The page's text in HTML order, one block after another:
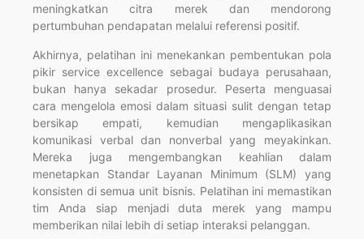
meningkatkan citra merek dan mendorong
pertumbuhan pendapatan melalui referensi positif.
Akhirnya, pelatihan ini menekankan pembentukan pola
pikir service excellence sebagai budaya perusahaan,
bukan hanya sekadar prosedur. Peserta menguasai
cara mengelola emosi dalam situasi sulit dengan tetap
bersikap empati, kemudian mengaplikasikan
komunikasi verbal dan nonverbal yang meyakinkan.
Mereka juga mengembangkan keahlian dalam
menetapkan Standar Layanan Minimum (SLM) yang
konsisten di semua unit bisnis. Pelatihan ini memastikan
tim Anda siap menjadi duta merek yang mampu
memberikan nilai lebih di setiap interaksi pelanggan.